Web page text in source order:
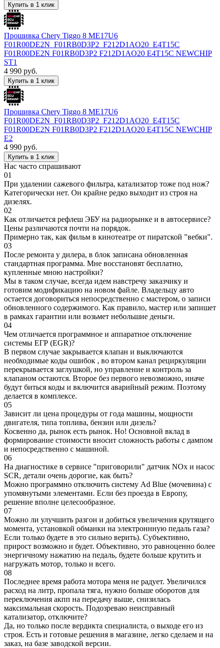
Купить в 1 клик
Прошивка Chery Tiggo 8 ME17U6
F01R00DE2N_F01RB0D3P2_F212D1AO20_E4T15C
F01R00DE2N F01RB0D3P2 F212D1AO20 E4T15C NEWCHIP
ST1
4 990 руб.
Купить в 1 клик
Прошивка Chery Tiggo 8 ME17U6
F01R00DE2N_F01RB0D3P2_F212D1AO20_E4T15C
F01R00DE2N F01RB0D3P2 F212D1AO20 E4T15C NEWCHIP
E2
4 990 руб.
Купить в 1 клик
Нас часто спрашивают
01
При удалении сажевого фильтра, катализатор тоже под нож?
Категорически нет. Он крайне редко выходит из строя на
дизелях.
02
Как отличается рефлеш ЭБУ на радиорынке и в автосервисе?
Цены различаются почти на порядок.
Примерно так, как фильм в кинотеатре от пиратской "вебки".
03
После ремонта у дилера, в блок записана обновленная
стандартная программа. Мне восстановят бесплатно,
купленные мною настройки?
Мы в таком случае, всегда идем навстречу заказчику и
готовим модификацию на новом файле. Владельцу авто
остается договориться непосредственно с мастером, о записи
обновленного содержимого. Как правило, мастер или запишет
в рамках гарантии или возьмет небольшие деньги.
04
Чем отличается программное и аппаратное отключение
системы ЕГР (EGR)?
В первом случае закрывается клапан и выключаются
необходимые коды ошибок , во втором канал рециркуляции
перекрывается заглушкой, но управление и контроль за
клапаном остаются. Второе без первого невозможно, иначе
будут биться коды и включится аварийный режим. Поэтому
делается в комплексе.
05
Зависит ли цена процедуры от года машины, мощности
двигателя, типа топлива, бензин или дизель?
Косвенно да, рынок есть рынок. Но! Основной вклад в
формирование стоимости вносит сложность работы с дампом
и непосредственно с машиной.
06
На диагностике в сервисе "приговорили" датчик NOx и насос
SCR, детали очень дорогие, как быть?
Можно программно отключить систему Ad Blue (мочевина) с
упомянутыми элементами. Если без проезда в Европу,
решение вполне целесообразное.
07
Можно ли улучшить разгон и добиться увеличения крутящего
момента, установкой обманки на электроннную педаль газа?
Если только будете в это сильно верить). Субъективно,
прирост возможно и будет. Объективно, это равноценно более
энергичному нажатию на педаль, будете больше крутить и
нагружать мотор, только и всего.
08
Последнее время работа мотора меня не радует. Увеличился
расход на литр, пропала тяга, нужно больше оборотов для
переключения акпп на передачу выше, снизилась
максимальная скорость. Подозреваю неисправный
катализатор, отключите?
Да, но только после вердикта специалиста, о выходе его из
строя. Есть и готовые решения в магазине, легко сделаем и на
заказ, на базе заводской версии.